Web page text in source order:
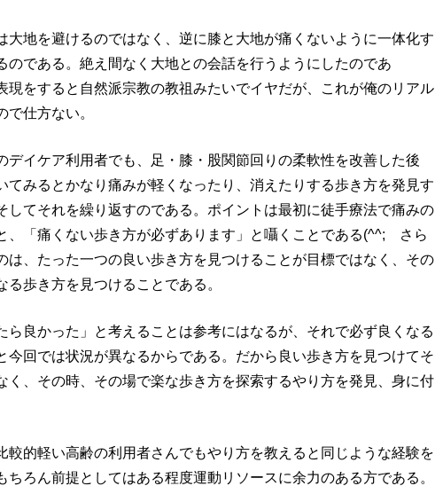
地を避けるのではなく、逆に膝と大地が痛くないように一体化す
のである。絶え間なく大地との会話を行うようにしたのであ
現をすると自然派宗教の教祖みたいでイヤだが、これが俺のリアル
で仕方ない。
イケア利用者でも、足・膝・股関節回りの柔軟性を改善した後
てみるとかなり痛みが軽くなったり、消えたりする歩き方を発見す
してそれを繰り返すのである。ポイントは最初に徒手療法で痛みの
、「痛くない歩き方が必ずあります」と囁くことである(^^; さら
は、たった一つの良い歩き方を見つけることが目標ではなく、その
る歩き方を見つけることである。
ら良かった」と考えることは参考にはなるが、それで必ず良くなる
今回では状況が異なるからである。だから良い歩き方を見つけてそ
く、その時、その場で楽な歩き方を探索するやり方を発見、身に付
的軽い高齢の利用者さんでもやり方を教えると同じような経験を
ちろん前提としてはある程度運動リソースに余力のある方である。